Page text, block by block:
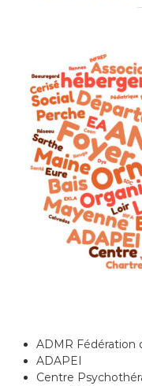
ADMR Fédération
ADAPEI
Centre